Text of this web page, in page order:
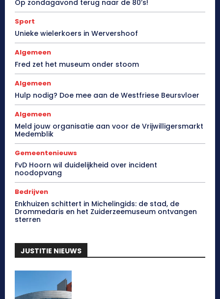
Op zondagavond terug naar de 80’s!
Sport
Unieke wielerkoers in Wervershoof
Algemeen
Fred zet het museum onder stoom
Algemeen
Hulp nodig? Doe mee aan de Westfriese Beursvloer
Algemeen
Meld jouw organisatie aan voor de Vrijwilligersmarkt
Medemblik
Gemeentenieuws
FvD Hoorn wil duidelijkheid over incident
noodopvang
Bedrijven
Enkhuizen schittert in Michelingids: de stad, de
Drommedaris en het Zuiderzeemuseum ontvangen
sterren
JUSTITIE NIEUWS